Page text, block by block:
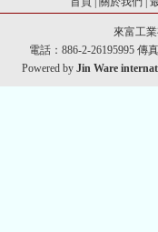
來富工
電話：886-2-26195995 傳
Powered byJin Ware